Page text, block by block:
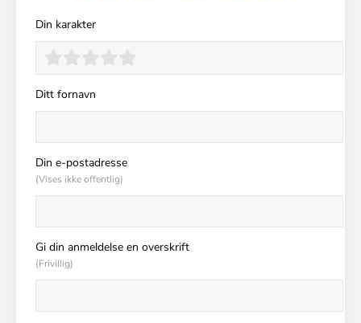
Din karakter
Ditt fornavn
Din e-postadresse
(Vises ikke offentlig)
Gi din anmeldelse en overskrift
(Frivillig)